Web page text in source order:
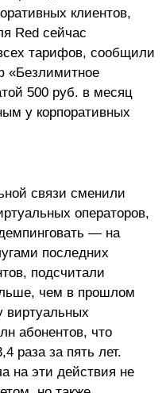
клиентов,
Red сейчас
тарифов, сообщили
«Безлимитное
500 руб. в месяц
у корпоративных
связи сменили
операторов,
— на
последних
подсчитали
чем в прошлом
виртуальных
абонентов, что
раза за пять лет.
на эти действия не